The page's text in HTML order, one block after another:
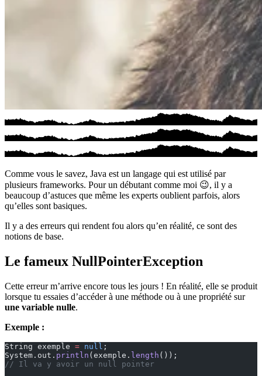
Comme vous le savez, Java est un langage qui est utilisé par
plusieurs frameworks. Pour un débutant comme moi 😉, il y a
beaucoup d’astuces que même les experts oublient parfois, alors
qu’elles sont basiques.
Il y a des erreurs qui rendent fou alors qu’en réalité, ce sont des
notions de base.
Le fameux NullPointerException
Cette erreur m’arrive encore tous les jours ! En réalité, elle se produit
lorsque tu essaies d’accéder à une méthode ou à une propriété sur
une variable nulle.
Exemple :
String exemple = null ;
System.out. println (exemple. length ());
// Il va y avoir un null pointer